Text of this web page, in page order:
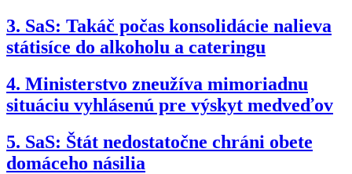
3. SaS: Takáč počas konsolidácie nalieva
státisíce do alkoholu a cateringu
4. Ministerstvo zneužíva mimoriadnu
situáciu vyhlásenú pre výskyt medveďov
5. SaS: Štát nedostatočne chráni obete
domáceho násilia